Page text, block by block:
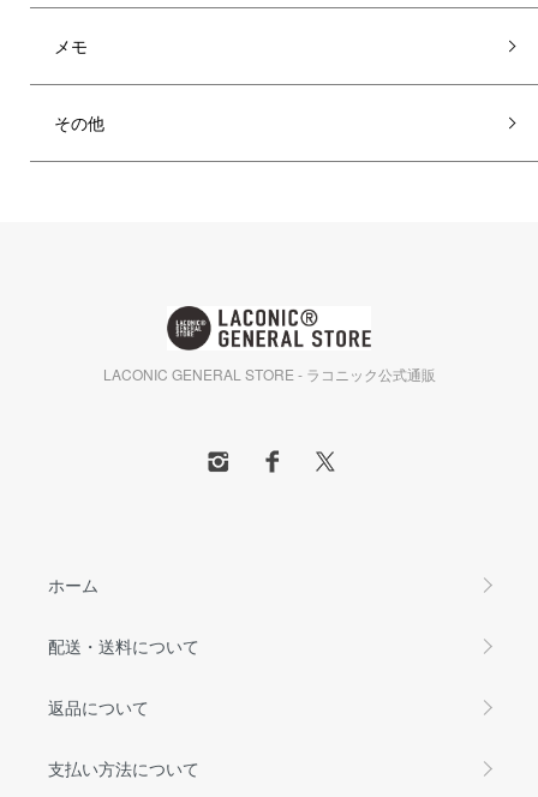
メモ
その他
LACONIC GENERAL STORE - ラコニック公式通販
ホーム
配送・送料について
返品について
支払い方法について